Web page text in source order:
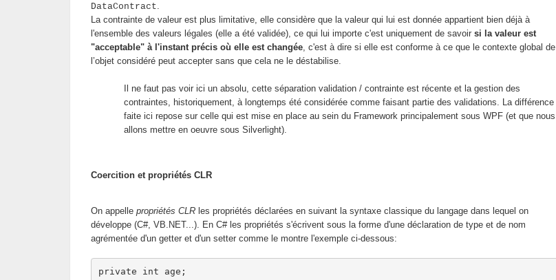
DataContract.
La contrainte de valeur est plus limitative, elle considère que la valeur qui lui est donnée appartient bien déjà à
l'ensemble des valeurs légales (elle a été validée), ce qui lui importe c'est uniquement de savoir si la valeur est
"acceptable" à l'instant précis où elle est changée, c'est à dire si elle est conforme à ce que le contexte global de
l’objet considéré peut accepter sans que cela ne le déstabilise.
Il ne faut pas voir ici un absolu, cette séparation validation / contrainte est récente et la gestion des
contraintes, historiquement, à longtemps été considérée comme faisant partie des validations. La différence
faite ici repose sur celle qui est mise en place au sein du Framework principalement sous WPF (et que nous
allons mettre en oeuvre sous Silverlight).
Coercition et propriétés CLR
On appelle propriétés CLR les propriétés déclarées en suivant la syntaxe classique du langage dans lequel on
développe (C#, VB.NET...). En C# les propriétés s'écrivent sous la forme d'une déclaration de type et de nom
agrémentée d'un getter et d'un setter comme le montre l'exemple ci-dessous:
private int age;